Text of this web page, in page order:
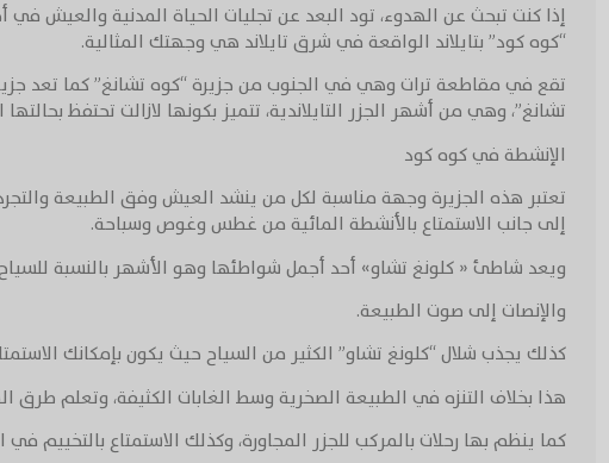
إذا كنت تبحث عن الهدوء، تود البعد عن تجليات الحياة المدنية والعيش
“كوه كود” بتايلاند الواقعة في شرق تايلاند هي وجهتك المثالية.
تقع في مقاطعة ترات وهي في الجنوب من جزيرة “كوه تشانغ” كما تعد
تشانغ”، وهي من أشهر الجزر التايلاندية، تتميز بكونها لازالت تحتفظ
الإنشطة في كوه كود
تعتبر هذه الجزيرة وجهة مناسبة لكل من ينشد العيش وفق الطبيعة
إلى جانب الاستمتاع بالأنشطة المائية من غطس وغوص وسباحة.
ويعد شاطئ « كلونغ تشاو» أحد أجمل شواطئها وهو الأشهر بالنسبة للسياح
والإنصات إلى صوت الطبيعة.
كذلك يجذب شلال “كلونغ تشاو” الكثير من السياح حيث يكون بإمكانك
هذا بخلاف التنزه في الطبيعة الصخرية وسط الغابات الكثيفة، وتعلم طرق
كما ينظم بها رحلات بالمركب للجزر المجاورة، وكذلك الاستمتاع بالتخييم في